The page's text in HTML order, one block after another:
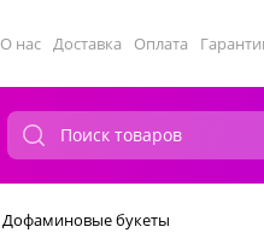
О нас Доставка Оплата
Дофаминовые букеты